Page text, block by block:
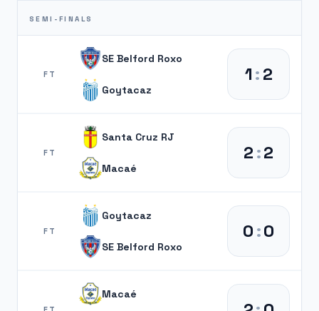
SEMI-FINALS
FT
SE Belford Roxo
Goytacaz
1:2
FT
Santa Cruz RJ
Macaé
2:2
FT
Goytacaz
SE Belford Roxo
0:0
Macaé